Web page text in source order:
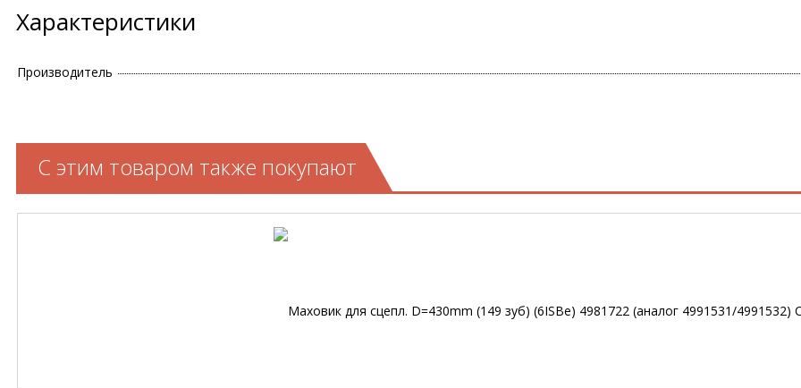
Характеристики
Производитель
С этим товаром также покупают